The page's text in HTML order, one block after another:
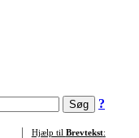
?
Hjælp til Brevtekst: